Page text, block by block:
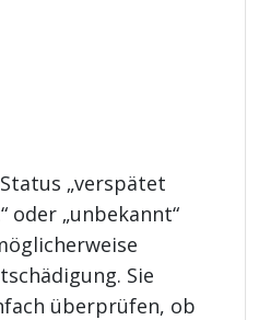
„verspätet
oder „unbekannt“
Sie
überprüfen, ob